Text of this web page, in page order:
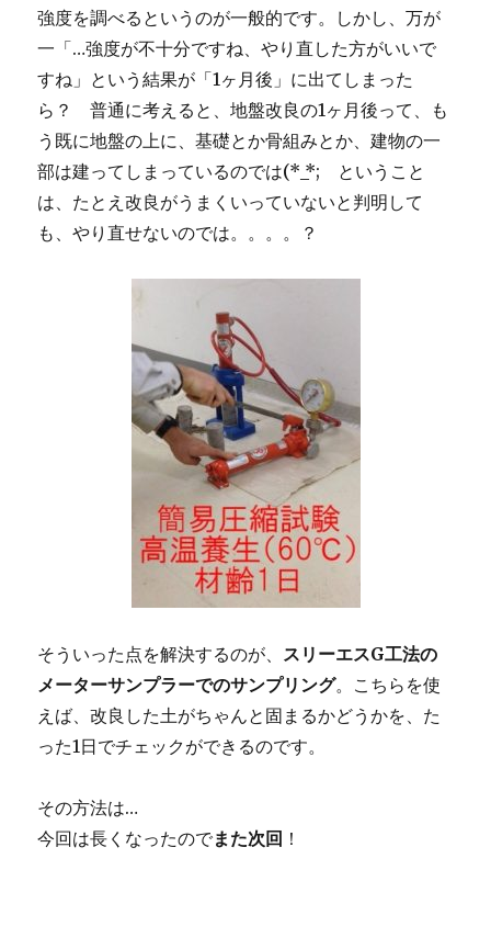
強度を調べるというのが一般的です。しかし、万が
一「…強度が不十分ですね、やり直した方がいいで
すね」という結果が「1ヶ月後」に出てしまった
ら？ 普通に考えると、地盤改良の1ヶ月後って、も
う既に地盤の上に、基礎とか骨組みとか、建物の一
部は建ってしまっているのでは(*_*; ということ
は、たとえ改良がうまくいっていないと判明して
も、やり直せないのでは。。。。？
そういった点を解決するのが、 スリーエスG工法の
メーターサンプラーでのサンプリング。こちらを使
えば、改良した土がちゃんと固まるかどうかを、た
った1日でチェックができるのです。
その方法は…
今回は長くなったのでまた次回 ！